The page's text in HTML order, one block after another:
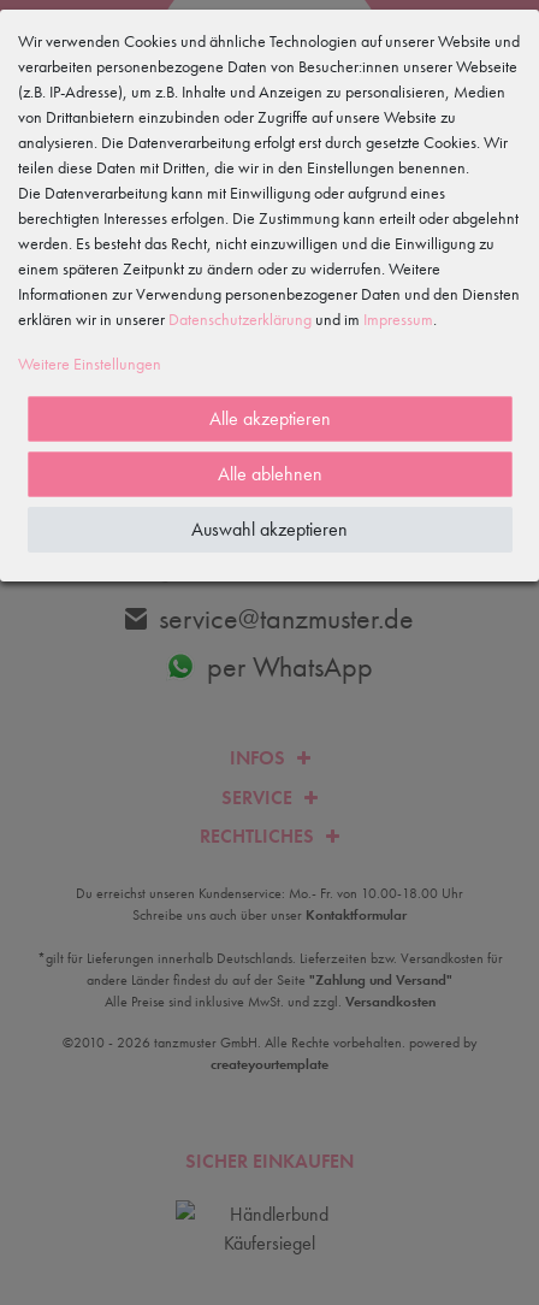
5 %
für Deine
Newsletteranmeldung
Meine Einwilligung kann ich jederzeit widerrufen.
INFOS
SERVICE
RECHTLICHES
DU HAST FRAGEN? WIR HELFEN DIR GERNE WEITER.
service@tanzmuster.de
per WhatsApp
Du erreichst unseren Kundenservice: Mo.- Fr. von 10.00-18.00 Uhr
Schreibe uns auch über unser Kontaktformular
*gilt für Lieferungen innerhalb Deutschlands. Lieferzeiten bzw. Versandkosten für
andere Länder findest du auf der Seite "Zahlung und Versand"
Alle Preise sind inklusive MwSt. und zzgl. Versandkosten
©2010 - 2026 tanzmuster GmbH. Alle Rechte vorbehalten. powered by
createyourtemplate
SICHER EINKAUFEN
Wir verwenden Cookies und ähnliche Technologien auf unserer Website und
verarbeiten personenbezogene Daten von Besucher:innen unserer Webseite
(z.B. IP-Adresse), um z.B. Inhalte und Anzeigen zu personalisieren, Medien
von Drittanbietern einzubinden oder Zugriffe auf unsere Website zu
analysieren. Die Datenverarbeitung erfolgt erst durch gesetzte Cookies. Wir
teilen diese Daten mit Dritten, die wir in den Einstellungen benennen.
Die Datenverarbeitung kann mit Einwilligung oder aufgrund eines
berechtigten Interesses erfolgen. Die Zustimmung kann erteilt oder abgelehnt
werden. Es besteht das Recht, nicht einzuwilligen und die Einwilligung zu
einem späteren Zeitpunkt zu ändern oder zu widerrufen. Weitere
Informationen zur Verwendung personenbezogener Daten und den Diensten
erklären wir in unserer Daten­schutz­erklärung und im Impressum.
Weitere Einstellungen
Alle akzeptieren
Alle ablehnen
Auswahl akzeptieren